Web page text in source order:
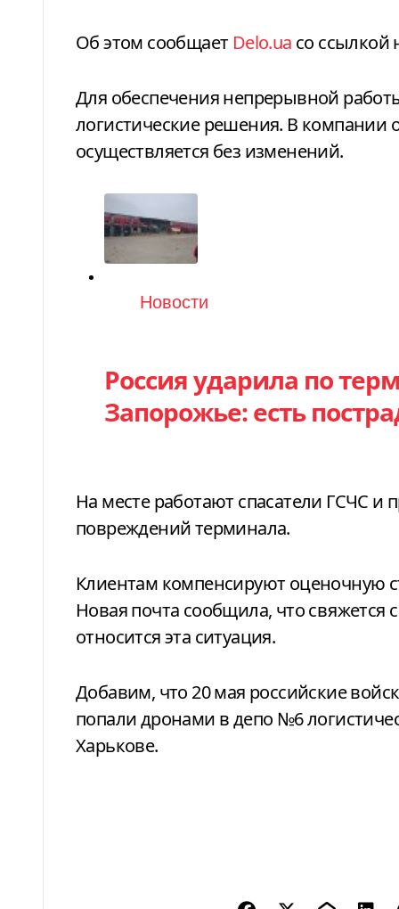
Об этом сообщает Delo.ua со ссылкой
Для обеспечения непрерывной
логистические решения. В компании
осуществляется без изменений.
Категория
Новости
Россия ударила по
Запорожье: есть
На месте работают спасатели ГСЧС и
повреждений терминала.
Клиентам компенсируют оценочную
Новая почта сообщила, что
относится эта ситуация.
Добавим, что 20 мая российские
попали дронами в депо №6
Харькове.